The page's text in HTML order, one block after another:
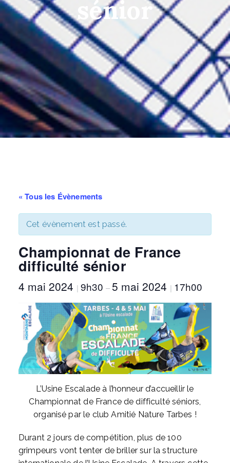
sénior
« Tous les Évènements
Cet évènement est passé.
Championnat de France
difficulté sénior
4 mai 2024 | 9h30 – 5 mai 2024 | 17h00
L’Usine Escalade à l’honneur d’accueillir le
Championnat de France de difficulté séniors,
organisé par le club Amitié Nature Tarbes !
Durant 2 jours de compétition, plus de 100
grimpeurs vont tenter de briller sur la structure